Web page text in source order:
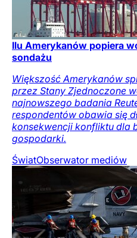
Ilu Amerykanów popiera
sondażu
Większość Amerykanów
przez Stany Zjednoczone
najnowszego badania
respondentów obawia się
konsekwencji konfliktu dla
gospodarki.
ŚwiatObserwator mediów